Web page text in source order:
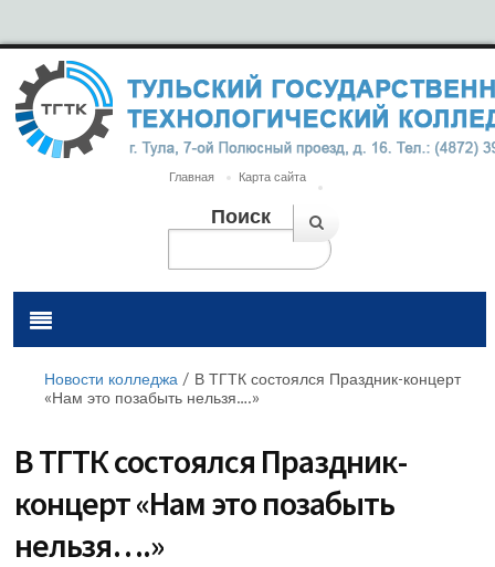
Главная Карта сайта
Поиск
Новости колледжа / В ТГТК состоялся Праздник-концерт
«Нам это позабыть нельзя….»
В ТГТК состоялся Праздник-
концерт «Нам это позабыть
нельзя….»